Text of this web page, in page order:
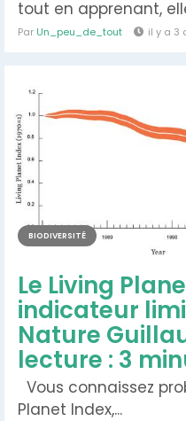
tout en apprenant,
Par Un_peu_de_tout il y a 3
BIODIVERSITÉ
Le Living
indicateur
Nature
lecture : 3
Vous connaissez
Planet Index,...